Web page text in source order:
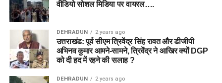
वीडियो सोशल मिडिया पर वायरल….
DEHRADUN 2 years ago
उत्तराखंड: पूर्व सीएम त्रिवेंद्र सिंह रावत और डीजीपी
अभिनव कुमार आमने-सामने, त्रिवेंद्र ने आखिर क्यों DGP
को दी हद में रहने की सलाह ?
DEHRADUN 2 years ago